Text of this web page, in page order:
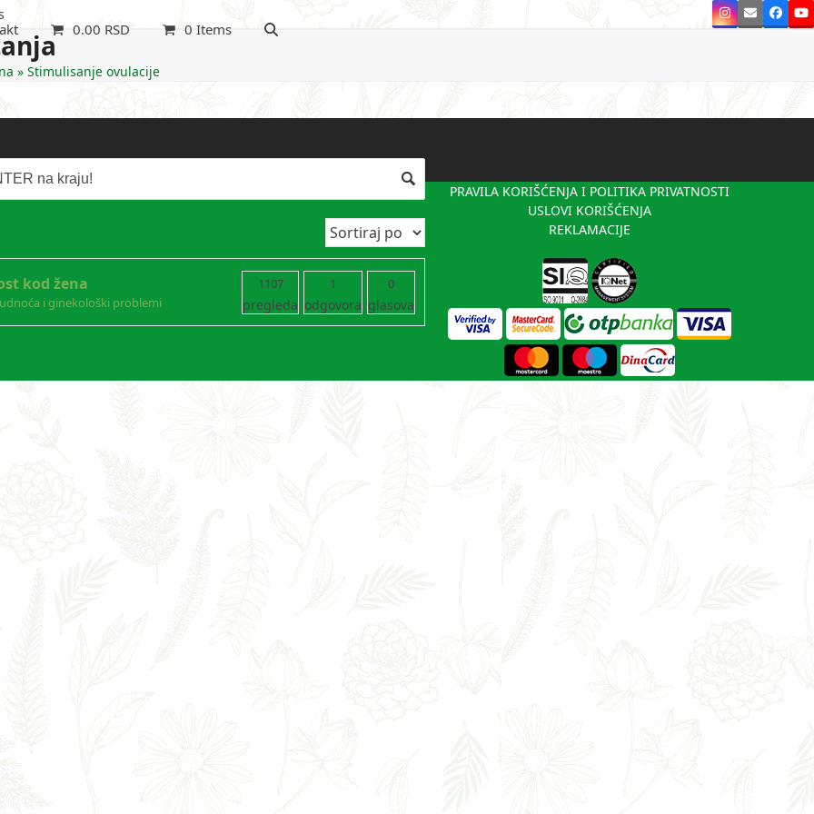
Instagram
Email
0.00 RSD 0 Items
» Stimulisanje ovulacije
kod žena
i ginekološki problemi
1107
pregleda
1
odgovora
0
glasova
PRAVILA KORIŠĆENJA I POLITIKA PRIVATNOSTI
USLOVI KORIŠĆENJA
REKLAMACIJE